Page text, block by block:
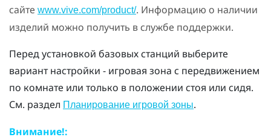
сайте www.vive.com/product/. Информацию о наличии
изделий можно получить в службе поддержки.
Перед установкой базовых станций выберите
вариант настройки - игровая зона с передвижением
по комнате или только в положении стоя или сидя.
См. раздел Планирование игровой зоны.
Внимание!: